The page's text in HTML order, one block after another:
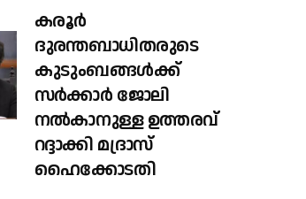
കരൂർ
ദുരന്തബാധിതരുടെ
കുടുംബങ്ങൾക്ക്
സർക്കാർ ജോലി
നൽകാനുള്ള ഉത്തരവ്
റദ്ദാക്കി മദ്രാസ്
ഹൈക്കോടതി